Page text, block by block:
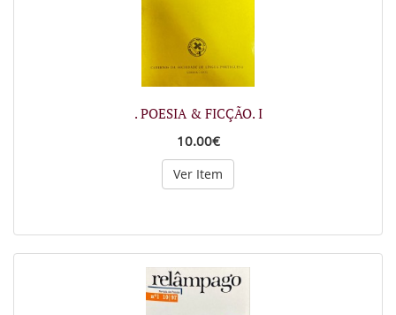
. POESIA & FICÇÃO. I
10.00€
Ver Item